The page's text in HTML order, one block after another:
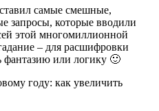
самые смешные,
запросы, которые вводили
этой многомиллионной
– для расшифровки
фантазию или логику 🙂